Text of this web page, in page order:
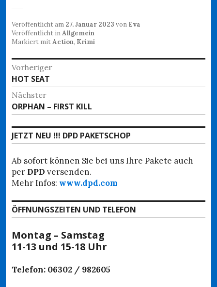
Veröffentlicht am 27. Januar 2023 von Eva
Veröffentlicht inAllgemein
Markiert mitAction, Krimi
Beitragsnavigation
Vorheriger
Vorheriger
Beitrag:
HOT SEAT
Nächster
Nächster
Beitrag:
ORPHAN – FIRST KILL
JETZT NEU !!! DPD PAKETSCHOP
Ab sofort können Sie bei uns Ihre Pakete auch
per DPD versenden.
Mehr Infos: www.dpd.com
ÖFFNUNGSZEITEN UND TELEFON
Montag – Samstag
11-13 und 15-18 Uhr
Telefon: 06302 / 982605